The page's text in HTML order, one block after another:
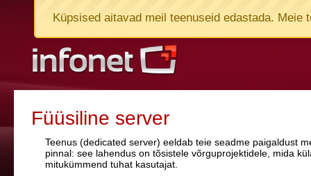
Füüsiline server
Teenus (dedicated server) eeldab teie seadme paigaldust
pinnal: see lahendus on tõsistele võrguprojektidele, mida
mitukümmend tuhat kasutajat.
Küpsised aitavad meil teenuseid edastada.